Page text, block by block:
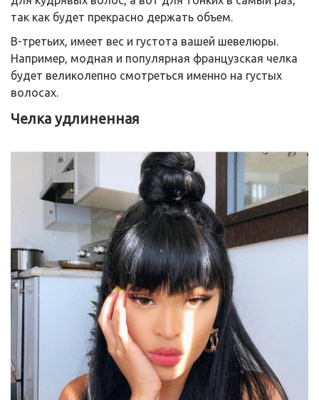
так как будет прекрасно держать объем.
В-третьих, имеет вес и густота вашей шевелюры.
Например, модная и популярная французская челка
будет великолепно смотреться именно на густых
волосах.
Челка удлиненная